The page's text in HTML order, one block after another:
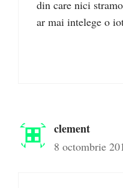
din care nici
ar mai intelege o
clement
8 octombrie